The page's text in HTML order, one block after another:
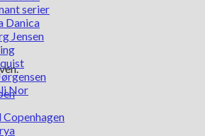
serier
Danica
Jensen
Nor
Copenhagen